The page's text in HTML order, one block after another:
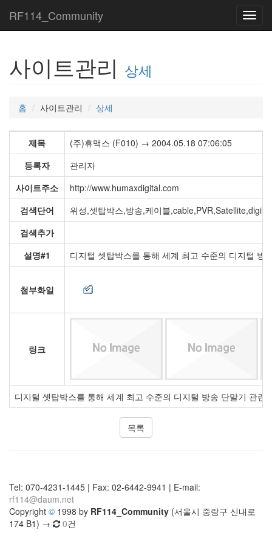
RF114_Community
사이트관리 상세
홈 사이트관리 상세
제목
(주)휴맥스 (F010) → 2004.05.18 07:06:05
등록자
관리자
사이트주소
http://www.humaxdigital.com
검색단어
위성,셋탑박스,방송,케이블,cable,PVR,Satellite,digital
검색추가
설명#1
디지털 셋탑박스를 통해 세계 최고 수준의 디지털 방
첨부화일
링크
디지털 셋탑박스를 통해 세계 최고 수준의 디지털 방송 단말기 관
목록
Tel: 070-4231-1445 | Fax: 02-6442-9941 | E-mail:
rf114@daum.net
Copyright © 1998 by RF114_Community (서울시 중랑구 신내로
174 B1) →
0건